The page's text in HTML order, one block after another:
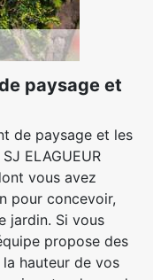
paysage et
de paysage et les
ELAGUEUR
vous avez
pour concevoir,
jardin. Si vous
propose des
hauteur de vos